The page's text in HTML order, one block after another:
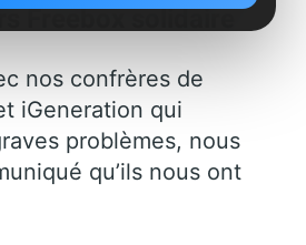
Freebox solidaire
nos confrères de
iGeneration qui
problèmes, nous
qu’ils nous ont